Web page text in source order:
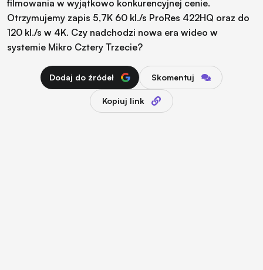
filmowania w wyjątkowo konkurencyjnej cenie.
Otrzymujemy zapis 5,7K 60 kl./s ProRes 422HQ oraz do
120 kl./s w 4K. Czy nadchodzi nowa era wideo w
systemie Mikro Cztery Trzecie?
Dodaj do źródeł Skomentuj
Kopiuj link